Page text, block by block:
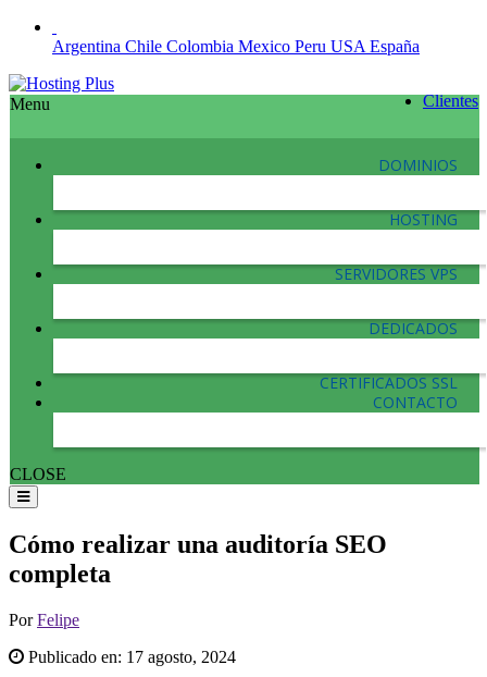
Argentina Chile Colombia Mexico Peru USA España
Clientes
Menu
DOMINIOS
HOSTING
SERVIDORES VPS
DEDICADOS
CERTIFICADOS SSL
CONTACTO
CLOSE
Cómo realizar una auditoría SEO
completa
PorFelipe
Publicado en: 17 agosto, 2024